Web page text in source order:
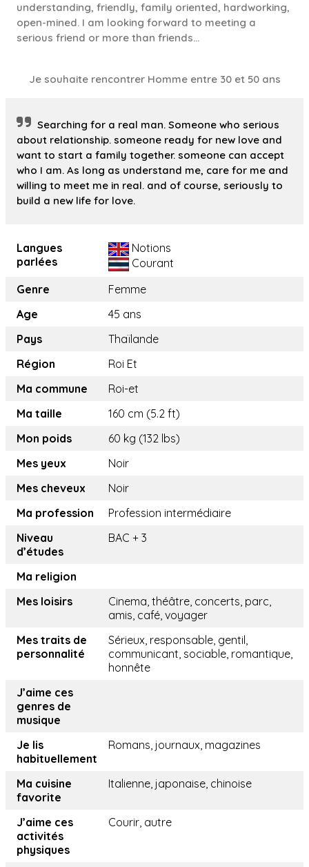
understanding, friendly, family oriented, hardworking,
open-mined. I am looking forward to meeting a
serious friend or more than friends…
Je souhaite rencontrer Homme entre 30 et 50 ans
Searching for a real man. Someone who serious
about relationship. someone ready for new love and
want to start a family together. someone can accept
who I am. As long as understand me, care for me and
willing to meet me in real. and of course, seriously to
build a new life for love.
Langues
parlées
Notions
Courant
Genre
Femme
Age
45 ans
Pays
Thaïlande
Région
Roi Et
Ma commune
Roi-et
Ma taille
160 cm (5.2 ft)
Mon poids
60 kg (132 lbs)
Mes yeux
Noir
Mes cheveux
Noir
Ma profession
Profession intermédiaire
Niveau
d’études
BAC + 3
Ma religion
Mes loisirs
Cinema, théâtre, concerts, parc,
amis, café, voyager
Mes traits de
personnalité
Sérieux, responsable, gentil,
communicant, sociable, romantique,
honnête
J’aime ces
genres de
musique
Je lis
habituellement
Romans, journaux, magazines
Ma cuisine
favorite
Italienne, japonaise, chinoise
J’aime ces
activités
physiques
Courir, autre